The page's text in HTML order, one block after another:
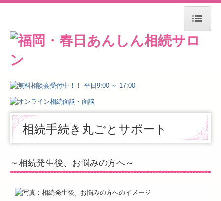
料金＆プラン
セミナー案内
勉強会・研修会
相続のキホン用語
相続手続き丸ごとサポート
～相続発生後、お悩みの方へ～